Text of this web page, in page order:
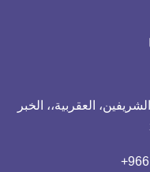
العقربية،، الخبر